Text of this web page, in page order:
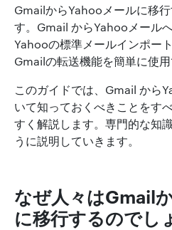
GmailからYahooメールに移
す。Gmail からYahooメール
Yahooの標準メールインポー
Gmailの転送機能を簡単に使用
このガイドでは、Gmail から
いて知っておくべきことをす
すく解説します。専門的な知
うに説明していきます。
なぜ人々はGmail
に移行するのでし